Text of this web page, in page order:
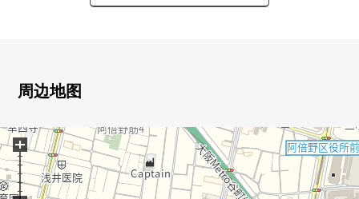
大阪Metro御堂筋线"昭和町"车站步行6分钟
0光照在朝南的阳台良好
0浴室1418尺寸(有浴室换气干燥机)
0阳台有洗手台
0南侧出界杆设计
0有智能快递柜
周边地图
+